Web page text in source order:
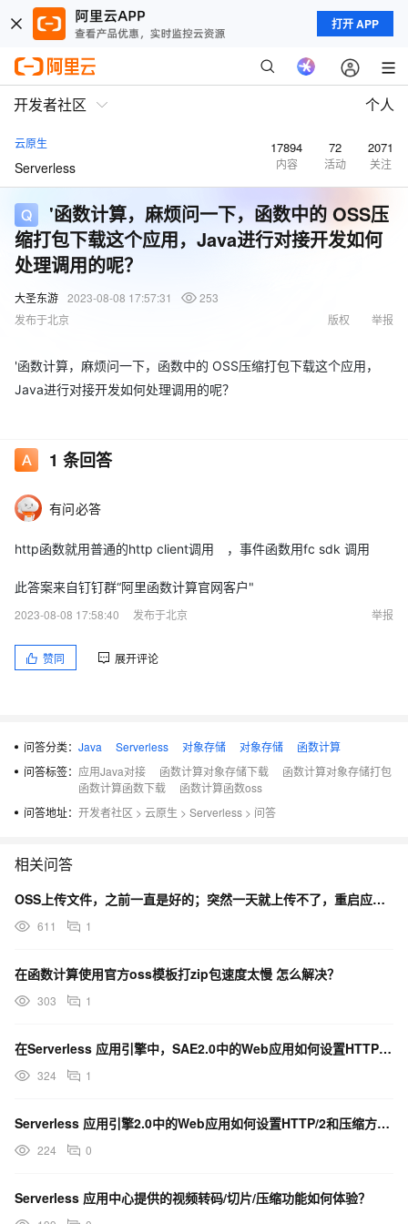
打开 APP
开发者社区 个人
云原生
Serverless
17894
内容
72
活动
2071
关注
'函数计算，麻烦问一下，函数中的 OSS压
缩打包下载这个应用，Java进行对接开发如何
处理调用的呢？
大圣东游 2023-08-08 17:57:31
253
发布于北京
举报
版权
'函数计算，麻烦问一下，函数中的 OSS压缩打包下载这个应用，
Java进行对接开发如何处理调用的呢？
1 条回答
有问必答
http函数就用普通的http client调用 ，事件函数用fc sdk 调用
此答案来自钉钉群“阿里函数计算官网客户"
2023-08-08 17:58:40
发布于北京 举报
赞同 展开评论
问答分类： Java Serverless 对象存储 对象存储
函数计算
问答标签： 应用Java对接 函数计算对象存储下载
函数计算对象存储打包
函数计算函数下载
函数计算函数oss
问答地址： 开发者社区 > 云原生 > Serverless > 问答
相关问答
OSS上传文件，之前一直是好的；突然一天就上传不了，重启应用和服务器也没有用。
611 1
在函数计算使用官方oss模板打zip包速度太慢 怎么解决？
303 1
在Serverless 应用引擎中，SAE2.0中的Web应用如何设置HTTP/2和压缩方式？
324 1
Serverless 应用引擎2.0中的Web应用如何设置HTTP/2和压缩方式？
224 0
Serverless 应用中心提供的视频转码/切片/压缩功能如何体验？